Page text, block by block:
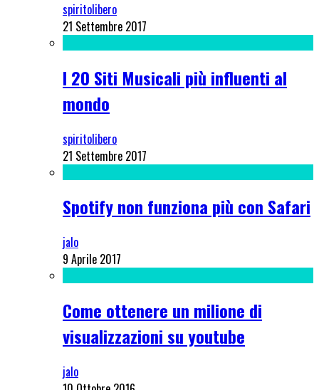
spiritolibero
21 Settembre 2017
I 20 Siti Musicali più influenti al
mondo
spiritolibero
21 Settembre 2017
Spotify non funziona più con Safari
jalo
9 Aprile 2017
Come ottenere un milione di
visualizzazioni su youtube
jalo